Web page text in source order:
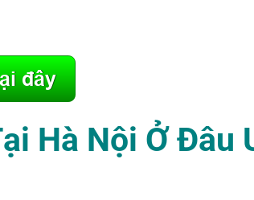
Hà Nội Ở Đâu